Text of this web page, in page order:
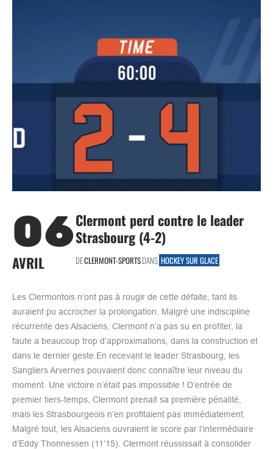
06
AVRIL
Clermont perd contre le leader
Strasbourg (4-2)
DECLERMONT-SPORTSDANS HOCKEY SUR GLACE
Les Clermontois n’ont pas à rougir de cette défaite, tant ils
auraient pu accrocher la prolongation. Malgré une indiscipline
récurrente des Alsaciens, Clermont n’a pas su en profiter, la
faute a beaucoup trop d’approximations, dans la construction et
dans le dernier geste.En recevant le leader Strasbourg, les
Sangliers Arvernes pouvaient donc connaître leur niveau du
moment. Une victoire n’était pas impossible ! D’entrée de
premier tiers-temps, Clermont prenait sa première pénalité,
mais les Strasbourgeois n’en profitaient pas immédiatement.
Malgré tout, les Alsaciens ouvraient le score par l’intermédiaire
d’Eddy Thonnessen (11’15). Clermont réussissait à consolider